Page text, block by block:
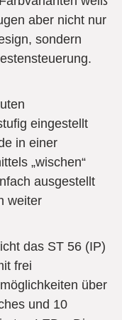
aber nicht nur
sondern
eingestellt
in einer
„wischen“
ausgestellt
weiter
das ST 56 (IP)
frei
über
und 10